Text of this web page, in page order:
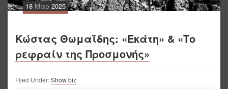
18 Μαρ 2025
Κώστας Θωμαΐδης: «Εκάτη» & «Το
ρεφραίν της Προσμονής»
Filed Under:Show biz